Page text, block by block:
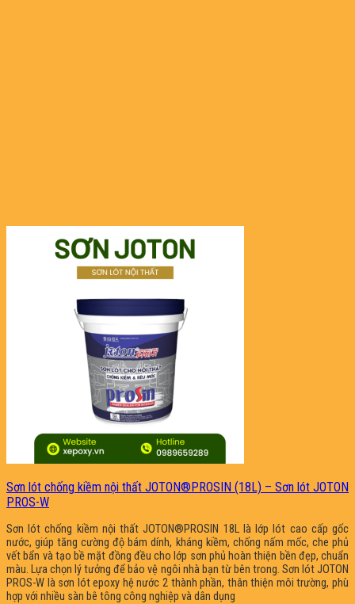
Sơn lót chống kiềm nội thất JOTON®PROSIN (18L) – Sơn lót JOTON
PROS-W
Sơn lót chống kiềm nội thất JOTON®PROSIN 18L là lớp lót cao cấp gốc
nước, giúp tăng cường độ bám dính, kháng kiềm, chống nấm mốc, che phủ
vết bẩn và tạo bề mặt đồng đều cho lớp sơn phủ hoàn thiện bền đẹp, chuẩn
màu. Lựa chọn lý tưởng để bảo vệ ngôi nhà bạn từ bên trong. Sơn lót JOTON
PROS-W là sơn lót epoxy hệ nước 2 thành phần, thân thiện môi trường, phù
hợp với nhiều sàn bê tông công nghiệp và dân dụng